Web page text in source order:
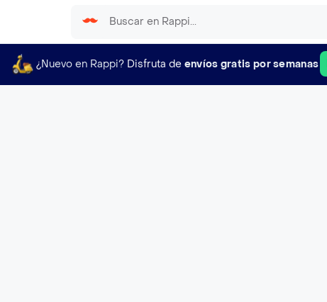
¿Nuevo en Rappi? Disfruta de envíos gratis por semanas